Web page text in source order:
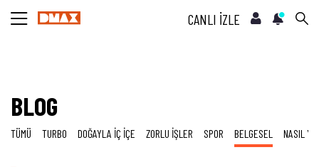
CANLI İZLE
BLOG
TÜMÜ TURBO DOĞAYLA İÇ İÇE ZORLU İŞLER SPOR BELGESEL NASIL